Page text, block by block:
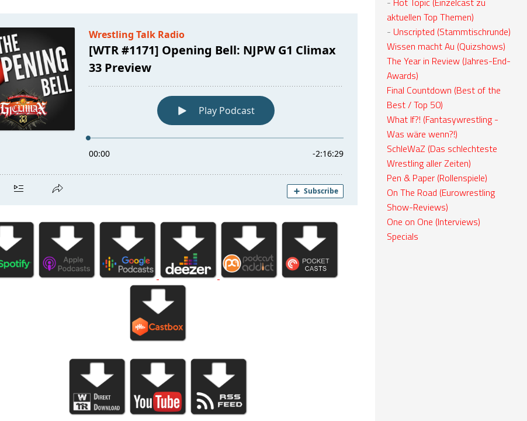
aktuellen Top Themen)
- Unscripted (Stammtischrunde)
Wissen macht Au (Quizshows)
The Year in Review (Jahres-End-
Awards)
Final Countdown (Best of the
Best / Top 50)
What If?! (Fantasywrestling -
Was wäre wenn?!)
SchleWaZ (Das schlechteste
Wrestling aller Zeiten)
Pen & Paper (Rollenspiele)
On The Road (Eurowrestling
Show-Reviews)
One on One (Interviews)
Specials